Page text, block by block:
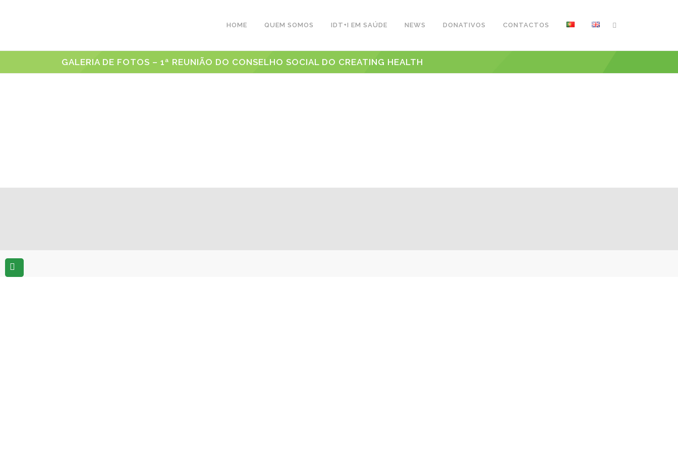
HOME QUEM SOMOS IDT+I EM SAÚDE NEWS DONATIVOS CONTACTOS
GALERIA DE FOTOS – 1ª REUNIÃO DO CONSELHO SOCIAL DO CREATING HEALTH